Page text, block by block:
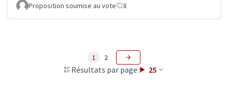
Proposition soumise au vote 8
Résultats par page : 25
1 2